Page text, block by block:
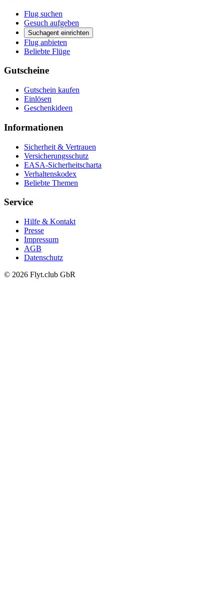
Flug suchen
Gesuch aufgeben
Suchagent einrichten
Flug anbieten
Beliebte Flüge
Gutscheine
Gutschein kaufen
Einlösen
Geschenkideen
Informationen
Sicherheit & Vertrauen
Versicherungsschutz
EASA-Sicherheitscharta
Verhaltenskodex
Beliebte Themen
Service
Hilfe & Kontakt
Presse
Impressum
AGB
Datenschutz
© 2026 Flyt.club GbR